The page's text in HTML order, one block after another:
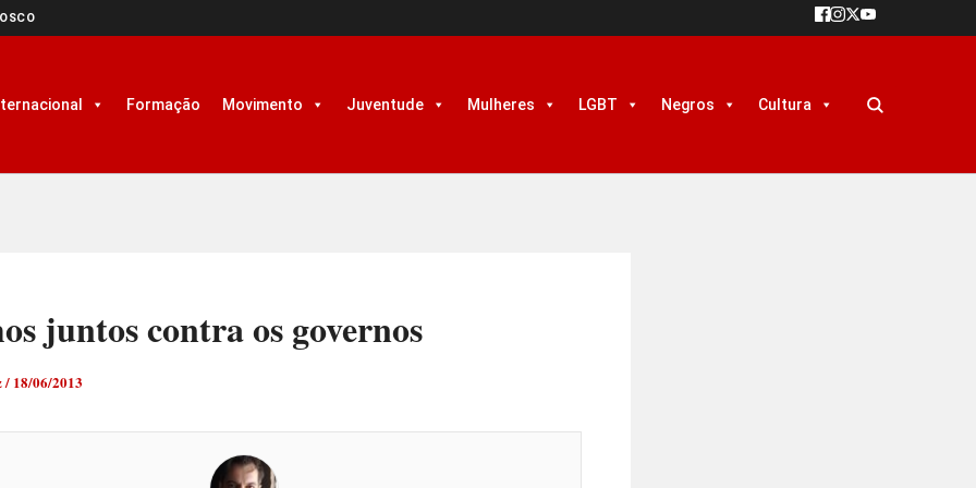
Formação Movimento Juventude Mulheres LGBT Negros Cultura
juntos contra os governos
/ 18/06/2013